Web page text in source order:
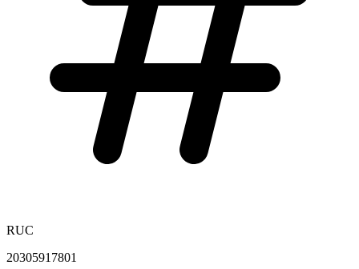
RUC
20305917801